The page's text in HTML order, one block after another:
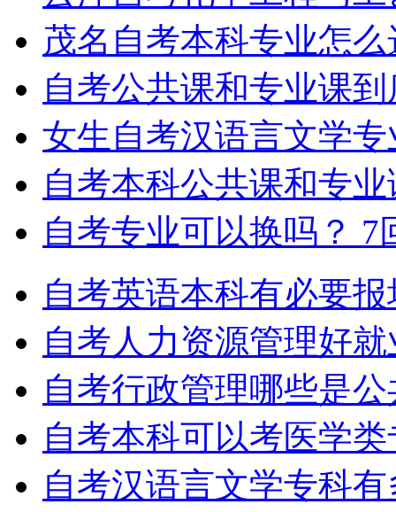
茂名自考本科专业怎么
自考公共课和专业课
女生自考汉语言文学
自考本科公共课和专
自考专业可以换吗？ 7
自考英语本科有必要
自考人力资源管理好
自考行政管理哪些是
自考本科可以考医学
自考汉语言文学专科